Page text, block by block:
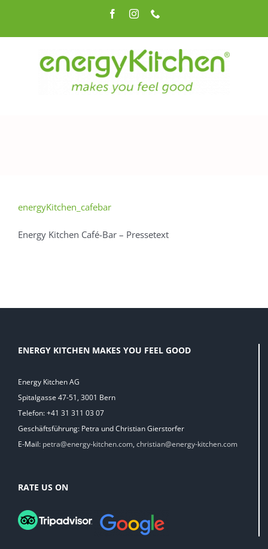
springen
FacebookInstagram
energyKitchen_cafebar
Energy Kitchen Café-Bar – Pressetext
ENERGY KITCHEN MAKES YOU FEEL GOOD
Energy Kitchen AG
Spitalgasse 47-51, 3001 Bern
Telefon: +41 31 311 03 07
Geschäftsführung: Petra und Christian Gierstorfer
E-Mail: petra@energy-kitchen.com, christian@energy-kitchen.com
RATE US ON